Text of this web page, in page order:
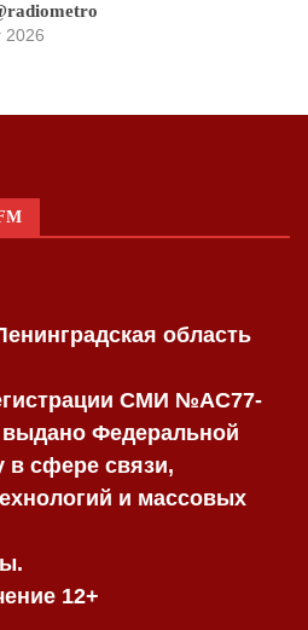
2026
область
СМИ №AC77-
выдано Федеральной
в сфере связи,
и массовых
12+